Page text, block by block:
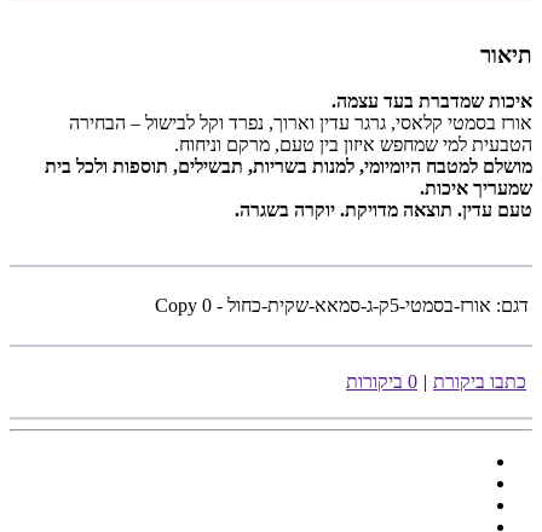
תיאור
איכות שמדברת בעד עצמה.
אורז בסמטי קלאסי, גרגר עדין וארוך, נפרד וקל לבישול – הבחירה
הטבעית למי שמחפש איזון בין טעם, מרקם וניחוח.
מושלם למטבח היומיומי, למנות בשריות, תבשילים, תוספות ולכל בית
שמעריך איכות.
טעם עדין. תוצאה מדויקת. יוקרה בשגרה.
דגם: אורז-בסמטי-5ק-ג-סמאא-שקית-כחול - Copy 0
כתבו ביקורת | 0 ביקורות